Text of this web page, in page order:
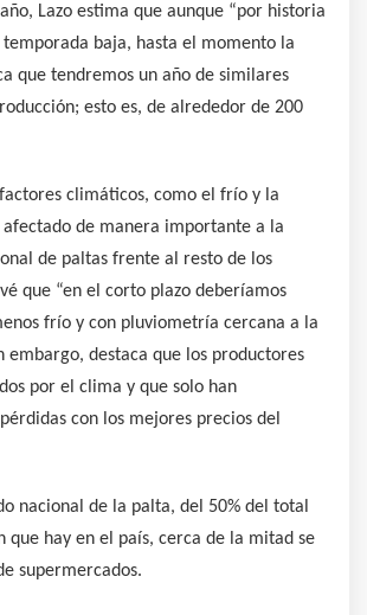
Lazo estima que aunque “por historia
baja, hasta el momento la
que tendremos un año de similares
esto es, de alrededor de 200
climáticos, como el frío y la
afectado de manera importante a la
de paltas frente al resto de los
que “en el corto plazo deberíamos
frío y con pluviometría cercana a la
embargo, destaca que los productores
por el clima y que solo han
con los mejores precios del
nacional de la palta, del 50% del total
que hay en el país, cerca de la mitad se
supermercados.